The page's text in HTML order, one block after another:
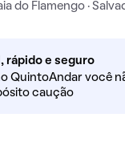
do Flamengo ·
rápido e seguro
QuintoAndar você
caução